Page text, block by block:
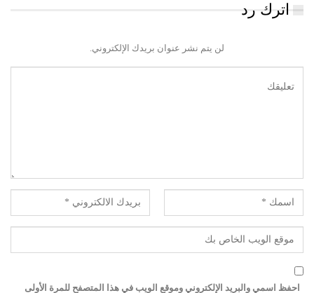
اترك رد
لن يتم نشر عنوان بريدك الإلكتروني.
احفظ اسمي والبريد الإلكتروني وموقع الويب في هذا المتصفح للمرة الأولى